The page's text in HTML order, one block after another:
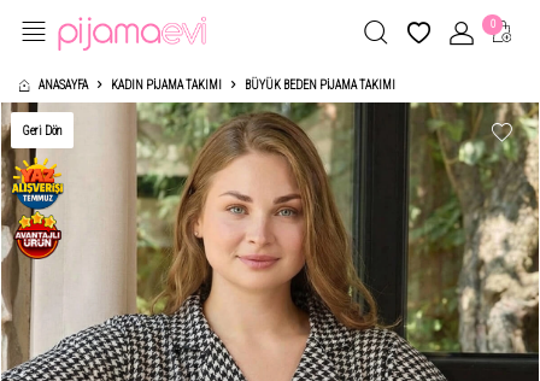
0
ANASAYFA KADIN PIJAMA TAKIMI BÜYÜK BEDEN PIJAMA TAKIMI
Geri Dön